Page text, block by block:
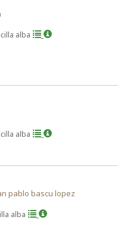
alba
alba
pablo bascu lopez
alba